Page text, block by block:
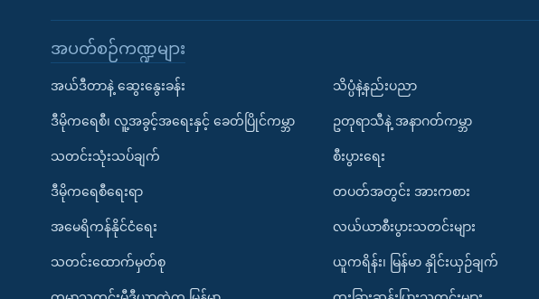
အပတ်စဉ်ကဏ္ဍများ
အယ်ဒီတာနဲ့ ဆွေးနွေးခန်း
ဒီမိုကရေစီ၊ လူ့အခွင့်အရေးနှင့် ခေတ်ပြိုင်ကမ္ဘာ
သတင်းသုံးသပ်ချက်
ဒီမိုကရေစီရေးရာ
အမေရိကန်နိုင်ငံရေး
သတင်းထောက်မှတ်စု
သိပ္ပံနဲ့နည်းပညာ
ဥတုရာသီနဲ့ အနာဂတ်ကမ္ဘာ
စီးပွားရေး
တပတ်အတွင်း အားကစား
လယ်ယာစီးပွားသတင်းများ
ယူကရိန်း၊ မြန်မာ နှိုင်းယှဉ်ချက်